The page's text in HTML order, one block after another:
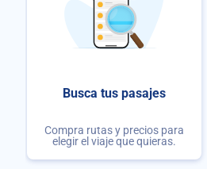
Busca tus pasajes
Compra rutas y precios para
elegir el viaje que quieras.